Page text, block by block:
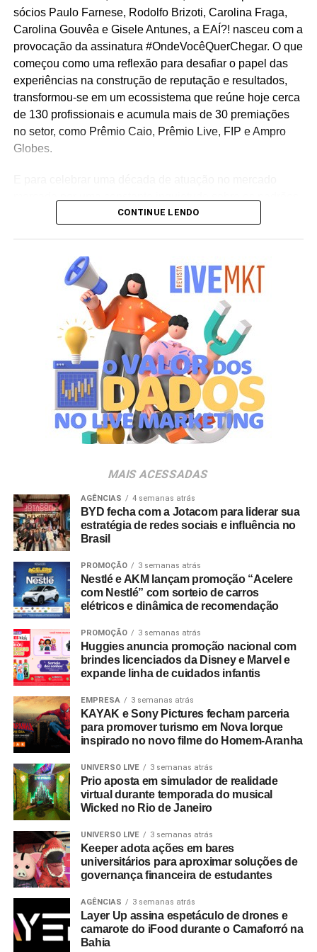
sócios Paulo Farnese, Rodolfo Brizoti, Carolina Fraga,
Carolina Gouvêa e Gisele Antunes, a EAÍ?! nasceu com a
provocação da assinatura #OndeVocêQuerChegar. O que
começou como uma reflexão para desafiar o papel das
experiências na construção de reputação e resultados,
transformou-se em um ecossistema que reúne hoje cerca
de 130 profissionais e acumula mais de 30 premiações
no setor, como Prêmio Caio, Prêmio Live, FIP e Ampro
Globes.
do live marketing e da comunicação corporativa, a
iniciativa reflete a premissa de que cada projeto, mesmo
após uma década de consolidação no mercado,
permanece sendo uma oportunidade única para
desenhar o futuro e criar conexões memoráveis entre
marcas e pessoas.
Ao longo de 10 anos, a agência vem transformando essa
visão em prática, ampliando sua atuação em brand
experience, trade marketing, tecnologia, conteúdo e
inteligência de dados para gerar impacto real no
negócio. A celebração acompanha também o
“Construímos nossa trajetória com a crença de que
nenhuma experiência vale a pena sem conteúdo e
nenhum conteúdo é relevante sem gerar impacto real no
mundo físico ou digital. Durante esta década, nunca
deixamos de nos reinventar e entendemos que
experiência de marca é um motor de crescimento direto.
É essa evolução que traduzimos hoje como Business
Experience”, destaca Paulo Farnese, CEO da EAÍ?!.
“Completar dez anos é celebrar esta história com o
mesmo entusiasmo do primeiro dia, reafirmando nosso
compromisso em construir narrativas vivas que geram
valor para o ecossistema dos nossos clientes”.
Com um portfólio que carrega o histórico de projetos para
gigantes do mercado como Whirlpool, Heineken, Banco
BMG, Banco Inter, Grupo Boticário, Suvinil, GOL,
Havaianas e MetLife, para seguir o ritmo do seu
crescimento, a EAÍ?! inicia o novo ciclo com a conquista
das contas da Camil (convenção anual e viagem de
incentivo) e da Seara (campanhas de engajamento
interno). Além da ampliação do escopo de atuação com a
Copa Energia (calendário nacional de eventos e trade
marketing) e com a Mondelez International (ecossistema
de campanhas de incentivo e viagens).
No último trimestre de 2026, a agência também assina a
CONTINUE LENDO
MAIS ACESSADAS
AGÊNCIAS 4 semanas atrás
BYD fecha com a Jotacom para liderar sua
estratégia de redes sociais e influência no
Brasil
PROMOÇÃO 3 semanas atrás
Nestlé e AKM lançam promoção “Acelere
com Nestlé” com sorteio de carros
elétricos e dinâmica de recomendação
PROMOÇÃO 3 semanas atrás
Huggies anuncia promoção nacional com
brindes licenciados da Disney e Marvel e
expande linha de cuidados infantis
EMPRESA 3 semanas atrás
KAYAK e Sony Pictures fecham parceria
para promover turismo em Nova Iorque
inspirado no novo filme do Homem-Aranha
UNIVERSO LIVE 3 semanas atrás
Prio aposta em simulador de realidade
virtual durante temporada do musical
Wicked no Rio de Janeiro
UNIVERSO LIVE 3 semanas atrás
Keeper adota ações em bares
universitários para aproximar soluções de
governança financeira de estudantes
AGÊNCIAS 3 semanas atrás
Layer Up assina espetáculo de drones e
camarote do iFood durante o Camaforró na
Bahia